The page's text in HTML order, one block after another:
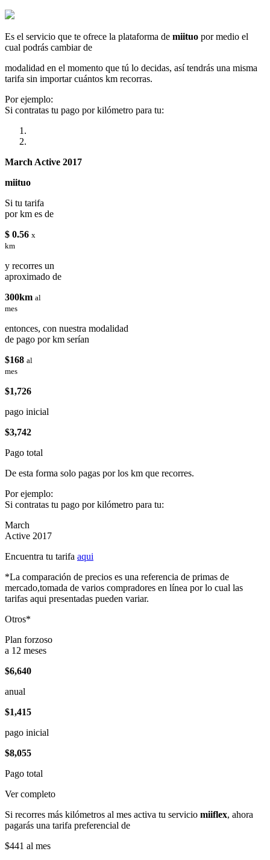
Es el servicio que te ofrece la plataforma de miituo por medio el
cual podrás cambiar de
modalidad en el momento que tú lo decidas, así tendrás una misma
tarifa sin importar cuántos km recorras.
Por ejemplo:
Si contratas tu pago por kilómetro para tu:
March Active 2017
miituo
Si tu tarifa
por km es de
$ 0.56 x
km
y recorres un
aproximado de
300km al
mes
entonces, con nuestra modalidad
de pago por km serían
$168 al
mes
$1,726
pago inicial
$3,742
Pago total
De esta forma solo pagas por los km que recorres.
Por ejemplo:
Si contratas tu pago por kilómetro para tu:
March
Active 2017
Encuentra tu tarifa aqui
*La comparación de precios es una referencia de primas de
mercado,tomada de varios compradores en línea por lo cual las
tarifas aqui presentadas pueden variar.
Otros*
Plan forzoso
a 12 meses
$6,640
anual
$1,415
pago inicial
$8,055
Pago total
Ver completo
Si recorres más kilómetros al mes activa tu servicio miiflex, ahora
pagarás una tarifa preferencial de
$441 al mes